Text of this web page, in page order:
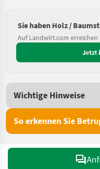
Sie haben Holz /
Auf Landwirt.com erreichen
Jetzt
Wichtige Hinweise
So erkennen Sie